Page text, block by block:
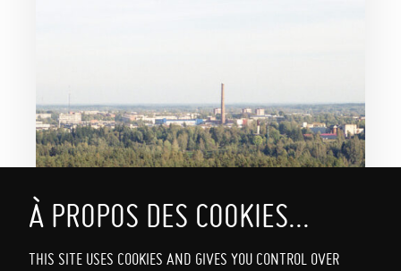
THIS SITE USES COOKIES AND GIVES YOU CONTROL OVER